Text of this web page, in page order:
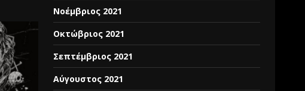
Νοέμβριος 2021
Οκτώβριος 2021
Σεπτέμβριος 2021
Αύγουστος 2021